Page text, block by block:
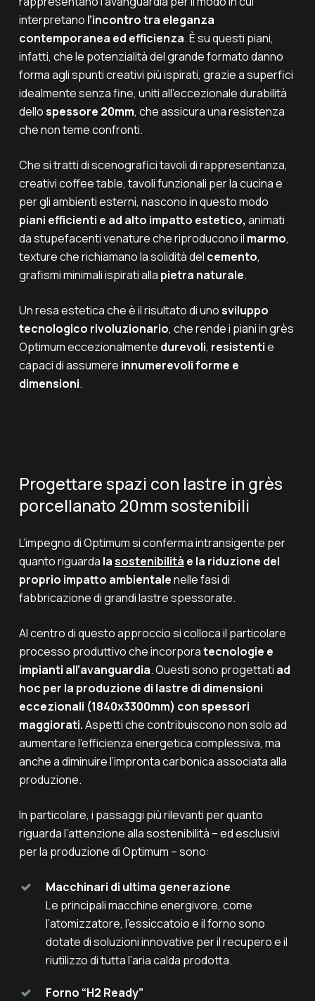
interpretano l’incontro tra eleganza
contemporanea ed efficienza. È su questi piani,
infatti, che le potenzialità del grande formato danno
forma agli spunti creativi più ispirati, grazie a superfici
idealmente senza fine, uniti all’eccezionale durabilità
dellospessore 20mm, che assicura una resistenza
che non teme confronti.
Che si tratti di scenografici tavoli di rappresentanza,
creativi coffee table, tavoli funzionali per la cucina e
per gli ambienti esterni, nascono in questo modo
piani efficienti e ad alto impatto estetico, animati
da stupefacenti venature che riproducono il marmo,
texture che richiamano la solidità del cemento,
grafismi minimali ispirati alla pietra naturale.
Un resa estetica che è il risultato di unosviluppo
tecnologico rivoluzionario, che rende i piani in grès
Optimum eccezionalmente durevoli, resistentie
capaci di assumere innumerevoli forme e
dimensioni.
Progettare spazi con lastre in grès
porcellanato 20mm sostenibili
L’impegno di Optimum si conferma intransigente per
quanto riguarda lasostenibilità e la riduzione del
proprio impatto ambientalenelle fasi di
fabbricazione di grandi lastre spessorate.
Al centro di questo approccio si colloca il particolare
processo produttivo che incorporatecnologie e
impianti all’avanguardia. Questi sono progettati ad
hoc per la produzione di lastre di dimensioni
eccezionali (1840x3300mm) con spessori
maggiorati.Aspetti che contribuiscono non solo ad
aumentare l’efficienza energetica complessiva, ma
anche a diminuire l’impronta carbonica associata alla
produzione.
In particolare, i passaggi più rilevanti per quanto
riguarda l’attenzione alla sostenibilità – ed esclusivi
per la produzione di Optimum – sono:
Macchinari di ultima generazione
Le principali macchine energivore, come
l’atomizzatore, l’essiccatoio e il forno sono
dotate di soluzioni innovative per il recupero e il
riutilizzo di tutta l’aria calda prodotta.
Forno “H2 Ready”